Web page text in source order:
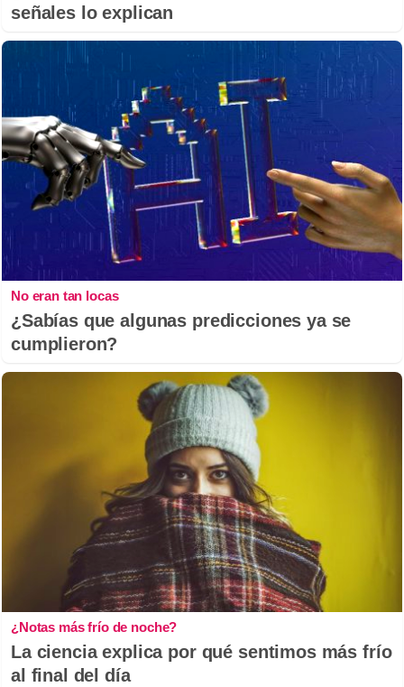
señales lo explican
No eran tan locas
¿Sabías que algunas predicciones ya se
cumplieron?
¿Notas más frío de noche?
La ciencia explica por qué sentimos más frío
al final del día